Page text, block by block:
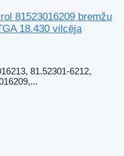
81523016209 bremžu
18.430 vilcēja
81.52301-6212,